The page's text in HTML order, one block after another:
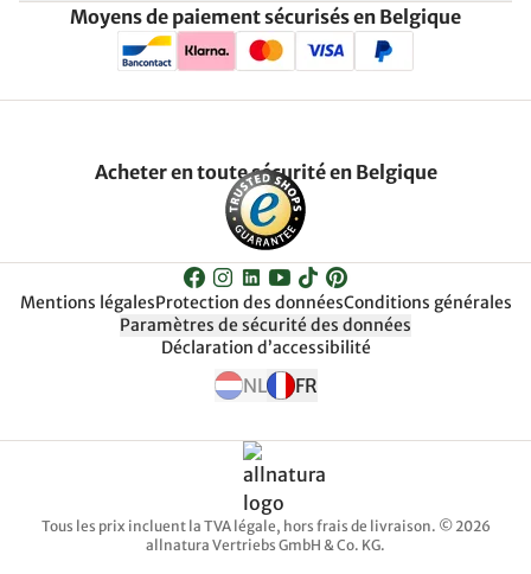
Moyens de paiement sécurisés en Belgique
Acheter en toute sécurité en Belgique
Mentions légalesProtection des donnéesConditions générales
Paramètres de sécurité des données
Déclaration d’accessibilité
NL FR
Tous les prix incluent la TVA légale, hors frais de livraison. © 2026
allnatura Vertriebs GmbH & Co. KG.